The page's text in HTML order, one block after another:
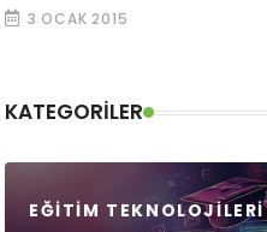
3 OCAK 2015
KATEGORILER
EĞITIM TEKNOLOJILERI